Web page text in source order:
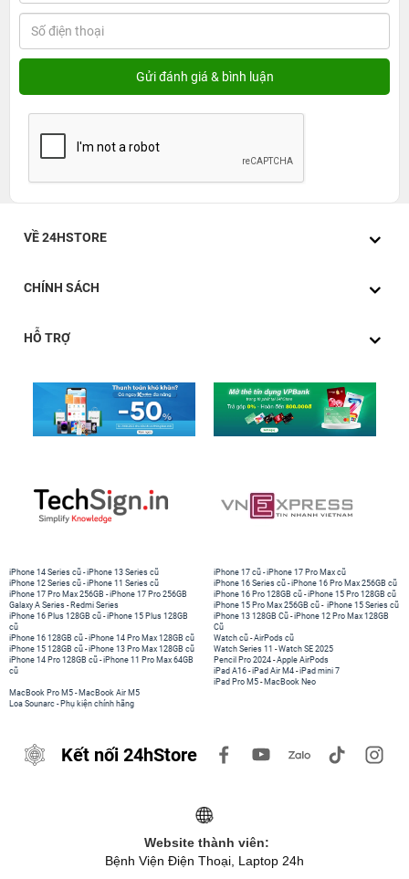
VỀ 24HSTORE
CHÍNH SÁCH
HỖ TRỢ
iPhone 14 Series cũ -iPhone 13 Series cũ
iPhone 12 Series cũ -iPhone 11 Series cũ
iPhone 17 Pro Max 256GB -iPhone 17 Pro 256GB
Galaxy A Series - Redmi Series
iPhone 17 cũ -iPhone 17 Pro Max cũ
iPhone 16 Series cũ - iPhone 16 Pro Max 256GB cũ
iPhone 16 Pro 128GB cũ -iPhone 15 Pro 128GB cũ
iPhone 15 Pro Max 256GB cũ - iPhone 15 Series cũ
iPhone 16 Plus 128GB cũ -iPhone 15 Plus 128GB
cũ
iPhone 16 128GB cũ -iPhone 14 Pro Max 128GB cũ
iPhone 15 128GB cũ -iPhone 13 Pro Max 128GB cũ
iPhone 14 Pro 128GB cũ -iPhone 11 Pro Max 64GB
cũ
iPhone 13 128GB Cũ -iPhone 12 Pro Max 128GB
Cũ
Watch cũ -AirPods cũ
Watch Series 11 -Watch SE 2025
Pencil Pro 2024 -Apple AirPods
iPad A16 -iPad Air M4 -iPad mini 7
iPad Pro M5 - MacBook Neo
MacBook Pro M5 - MacBook Air M5
Loa Sounarc - Phụ kiện chính hãng
Kết nối 24hStore
Website thành viên:
Bệnh Viện Điện Thoại, Laptop 24h